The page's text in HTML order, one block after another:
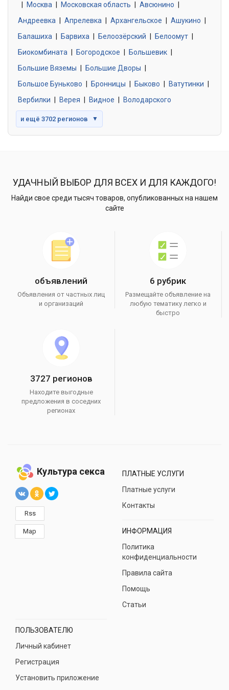
0 объявлений
Знакомства без обязательств
0 объявлений
Москва Московская область Авсюнино
Андреевка
Апрелевка Архангельское Ашукино
Балашиха
Барвиха Белоозёрский Белоомут
Биокомбината
Богородское Большевик
Большие Вяземы
Большие Дворы
Большое Буньково
Бронницы Быково Ватутинки
Вербилки
Верея Видное Володарского
и ещё 3702 регионов ▼
УДАЧНЫЙ ВЫБОР ДЛЯ ВСЕХ И ДЛЯ КАЖДОГО!
Найди свое среди тысяч товаров, опубликованных на нашем
сайте
объявлений
Объявления от частных лиц
и организаций
6 рубрик
Размещайте объявление на
любую тематику легко и
быстро
3727 регионов
Находите выгодные
предложения в соседних
регионах
Культура секса
Rss
Map
ПЛАТНЫЕ УСЛУГИ
Платные услуги
Контакты
ИНФОРМАЦИЯ
Политика
конфиденциальности
Правила сайта
Помощь
Статьи
ПОЛЬЗОВАТЕЛЮ
Личный кабинет
Регистрация
Установить приложение